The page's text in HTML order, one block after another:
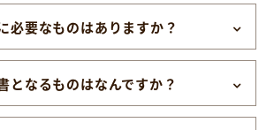
必要なものはありますか？
となるものはなんですか？